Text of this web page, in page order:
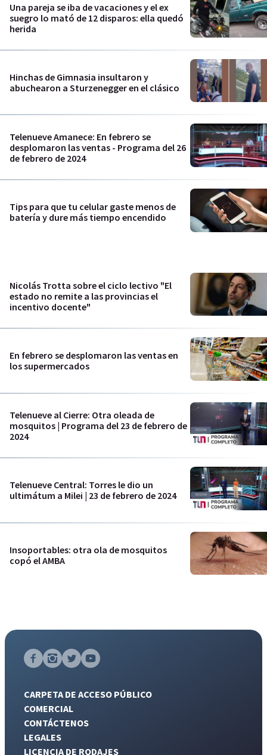
Una pareja se iba de vacaciones y el ex
suegro lo mató de 12 disparos: ella quedó
herida
Hinchas de Gimnasia insultaron y
abuchearon a Sturzenegger en el clásico
Telenueve Amanece: En febrero se
desplomaron las ventas - Programa del 26
de febrero de 2024
Tips para que tu celular gaste menos de
batería y dure más tiempo encendido
Nicolás Trotta sobre el ciclo lectivo "El
estado no remite a las provincias el
incentivo docente"
En febrero se desplomaron las ventas en
los supermercados
Telenueve al Cierre: Otra oleada de
mosquitos | Programa del 23 de febrero de
2024
Telenueve Central: Torres le dio un
ultimátum a Milei | 23 de febrero de 2024
Insoportables: otra ola de mosquitos
copó el AMBA
CARPETA DE ACCESO PÚBLICO
COMERCIAL
CONTÁCTENOS
LEGALES
LICENCIA DE RODAJES